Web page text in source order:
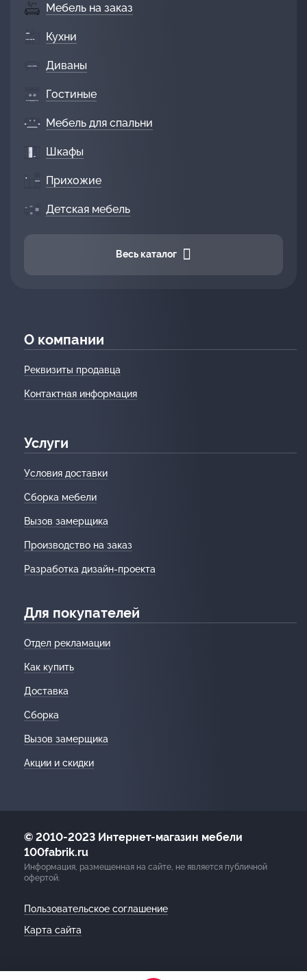
Мебель на заказ
Кухни
Диваны
Гостиные
Мебель для спальни
Шкафы
Прихожие
Детская мебель
Весь каталог
О компании
Реквизиты продавца
Контактная информация
Услуги
Условия доставки
Сборка мебели
Вызов замерщика
Производство на заказ
Разработка дизайн-проекта
Для покупателей
Отдел рекламации
Как купить
Доставка
Сборка
Вызов замерщика
Акции и скидки
© 2010-2023 Интернет-магазин мебели
100fabrik.ru
Информация, размещенная на сайте, не является публичной
офертой.
Пользовательское соглашение
Карта сайта